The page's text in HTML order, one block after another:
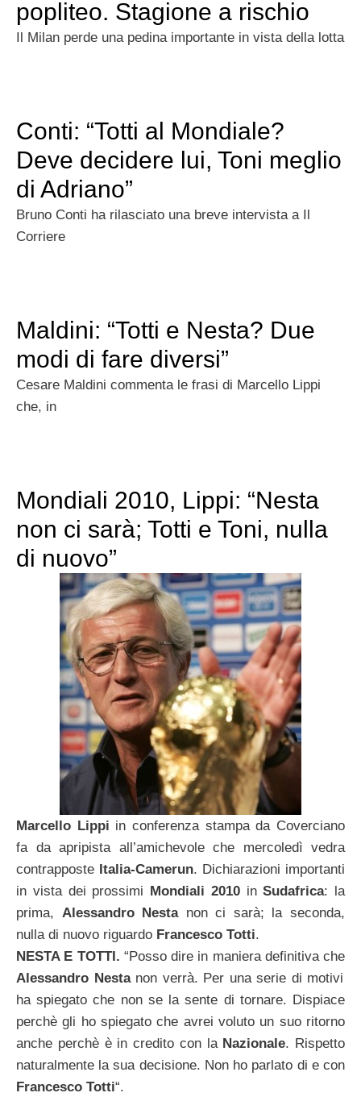
popliteo. Stagione a rischio
Il Milan perde una pedina importante in vista della lotta
Conti: “Totti al Mondiale?
Deve decidere lui, Toni meglio
di Adriano”
Bruno Conti ha rilasciato una breve intervista a Il
Corriere
Maldini: “Totti e Nesta? Due
modi di fare diversi”
Cesare Maldini commenta le frasi di Marcello Lippi
che, in
Mondiali 2010, Lippi: “Nesta
non ci sarà; Totti e Toni, nulla
di nuovo”
Marcello Lippi in conferenza stampa da Coverciano
fa da apripista all’amichevole che mercoledì vedra
contrapposte Italia-Camerun. Dichiarazioni importanti
in vista dei prossimi
Mondiali 2010inSudafrica: la
prima, Alessandro Nestanon ci sarà; la seconda,
nulla di nuovo riguardo Francesco Totti.
NESTA E TOTTI. “Posso dire in maniera definitiva che
Alessandro Nestanon verrà. Per una serie di motivi
ha spiegato che non se la sente di tornare. Dispiace
perchè gli ho spiegato che avrei voluto un suo ritorno
anche perchè è in credito con la Nazionale. Rispetto
naturalmente la sua decisione. Non ho parlato di e con
Francesco Totti“.